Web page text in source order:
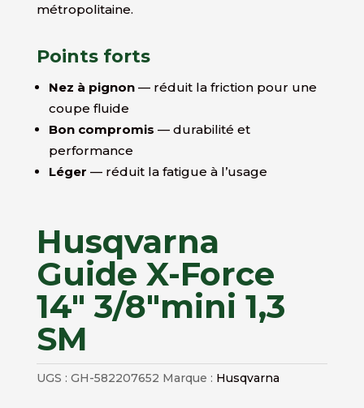
métropolitaine.
Points forts
Nez à pignon— réduit la friction pour une
coupe fluide
Bon compromis — durabilité et
performance
Léger — réduit la fatigue à l’usage
Husqvarna
Guide X-Force
14″ 3/8″mini 1,3
SM
UGS : GH-582207652 Marque : Husqvarna